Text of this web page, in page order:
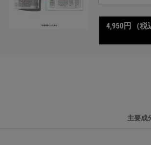
4,950円 （税
主要成